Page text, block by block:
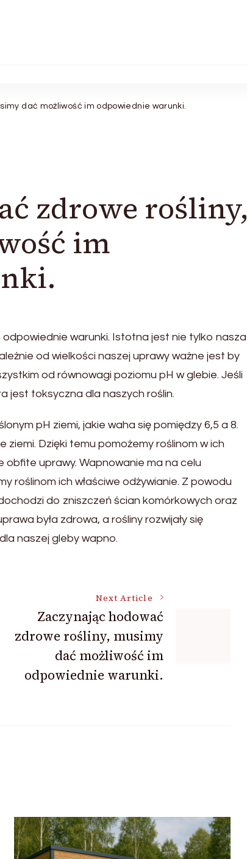
dać możliwość im odpowiednie warunki.
zdrowe rośliny,
im
warunki. Istotna jest nie tylko nasza
od wielkości naszej uprawy ważne jest by
od równowagi poziomu pH w glebie. Jeśli
jest toksyczna dla naszych roślin.
pH ziemi, jakie waha się pomiędzy 6,5 a 8.
Dzięki temu pomożemy roślinom w ich
uprawy. Wapnowanie ma na celu
roślinom ich właściwe odżywianie. Z powodu
do zniszczeń ścian komórkowych oraz
była zdrowa, a rośliny rozwijały się
naszej gleby wapno.
Next Article
Zaczynając hodować
zdrowe rośliny, musimy
dać możliwość im
odpowiednie warunki.